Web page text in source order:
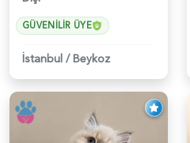
GÜVENILIR ÜYE
İstanbul /Beykoz